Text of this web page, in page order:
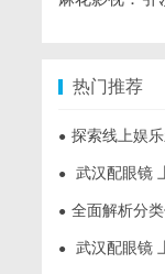
热门推荐
● 探索线上娱乐新
● 武汉配眼镜
● 全面解析分类
● 武汉配眼镜